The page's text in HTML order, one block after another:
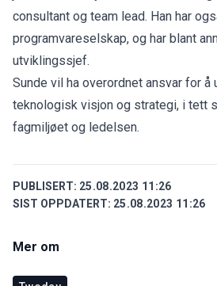
consultant og team lead. Han har
programvareselskap, og har blant
utviklingssjef.
Sunde vil ha overordnet ansvar for
teknologisk visjon og strategi, i tett
fagmiljøet og ledelsen.
PUBLISERT: 25.08.2023 11:26
SIST OPPDATERT: 25.08.2023 11:26
Mer om